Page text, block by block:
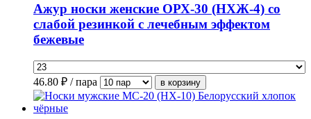
Ажур носки женские ОРХ-30 (НХЖ-4) со
слабой резинкой с лечебным эффектом
бежевые
46.80 ₽ / пара